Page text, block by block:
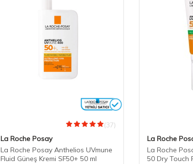
(37)
La Roche Posay
La Roche Posay Anthelios UVmune
Fluid Güneş Kremi SF50+ 50 ml
La Roche
La Roche
50 Dry Touch